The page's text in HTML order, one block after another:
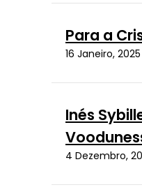
Para a
16 Janeiro, 2025
Inés
4 Dezembro,